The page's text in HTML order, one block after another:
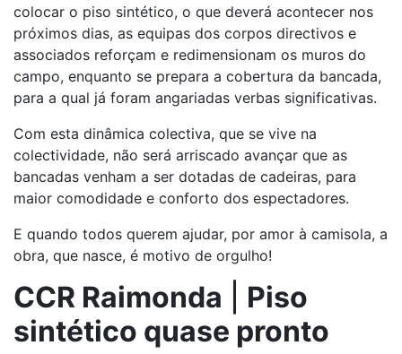
colocar o piso sintético, o que deverá acontecer nos
próximos dias, as equipas dos corpos directivos e
associados reforçam e redimensionam os muros do
campo, enquanto se prepara a cobertura da bancada,
para a qual já foram angariadas verbas significativas.
Com esta dinâmica colectiva, que se vive na
colectividade, não será arriscado avançar que as
bancadas venham a ser dotadas de cadeiras, para
maior comodidade e conforto dos espectadores.
E quando todos querem ajudar, por amor à camisola, a
obra, que nasce, é motivo de orgulho!
CCR Raimonda
Piso
sintético quase pronto